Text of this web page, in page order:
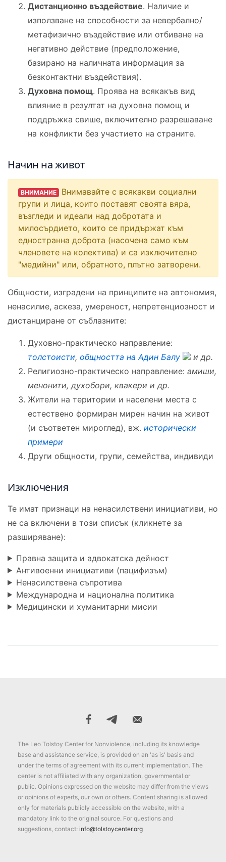
Дистанционно въздействие. Наличие и
използване на способности за невербално/
метафизично въздействие или отбиване на
негативно действие (предположение,
базирано на наличната информация за
безконтактни въздействия).
Духовна помощ. Проява на всякакъв вид
влияние в резултат на духовна помощ и
поддръжка свише, включително разрешаване
на конфликти без участието на страните.
Начин на живот
ВНИМАНИЕ Внимавайте с всякакви социални
групи и лица, които поставят своята вяра,
възгледи и идеали над добротата и
милосърдието, които се придържат към
едностранна доброта (насочена само към
членовете на колектива) и са изключително
"медийни" или, обратното, плътно затворени.
Общности, изградени на принципите на автономия,
ненасилие, аскеза, умереност, непретенциозност и
дистанциране от съблазните:
Духовно-практическо направление:
толстоисти, общността на Адин Балу
и др.
Религиозно-практическо направление: амиши,
менонити, духобори, квакери и др.
Жители на територии и населени места с
естествено формиран мирен начин на живот
(и съответен мироглед), вж. исторически
примери
Други общности, групи, семейства, индивиди
Изключения
Те имат признаци на ненасилствени инициативи, но
не са включени в този списък (кликнете за
разширяване):
Правна защита и адвокатска дейност
Антивоенни инициативи (пацифизъм)
Ненасилствена съпротива
Международна и национална политика
Медицински и хуманитарни мисии
The Leo Tolstoy Center for Nonviolence, including its knowledge
base and assistance service, is provided on an 'as is' basis and
under the terms of agreement with its current implementation. The
center is not affiliated with any organization, governmental or
public. Opinions expressed on the website may differ from the views
or opinions of experts, our own or others. Content sharing is allowed
only for materials publicly accessible on the website, with a
mandatory link to the original source. For questions and
suggestions, contact: info@tolstoycenter.org